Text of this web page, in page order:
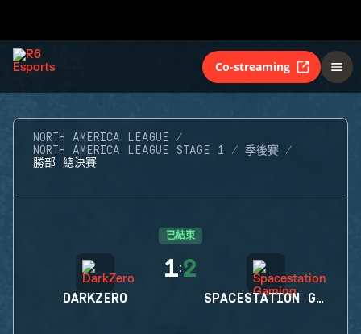
Co-streaming
NORTH AMERICA LEAGUE
NORTH AMERICA LEAGUE STAGE 1
季後賽
勝部 總決賽
已結束
DARKZERO
1:2
SPACESTATION GAMING